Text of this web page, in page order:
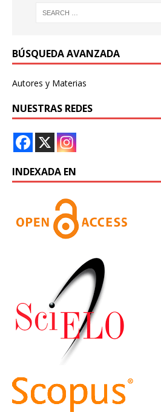
BÚSQUEDA AVANZADA
Autores y Materias
NUESTRAS REDES
INDEXADA EN